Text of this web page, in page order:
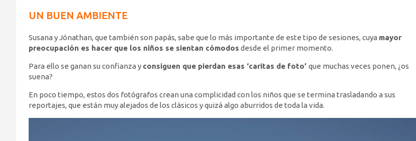
UN BUEN AMBIENTE
Susana y Jónathan, que también son papás, sabe que lo más importante de este tipo de sesiones, cuya mayor
preocupación es hacer que los niños se sientan cómodos desde el primer momento.
Para ello se ganan su confianza y consiguen que pierdan esas ‘caritas de foto’ que muchas veces ponen, ¿os
suena?
En poco tiempo, estos dos fotógrafos crean una complicidad con los niños que se termina trasladando a sus
reportajes, que están muy alejados de los clásicos y quizá algo aburridos de toda la vida.